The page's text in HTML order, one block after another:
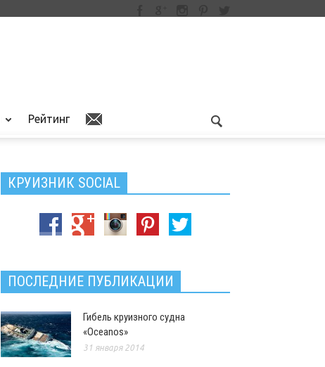
Рейтинг
КРУИЗНИК SOCIAL
ПОСЛЕДНИЕ ПУБЛИКАЦИИ
Гибель круизного судна
«Oceanos»
31 января 2014